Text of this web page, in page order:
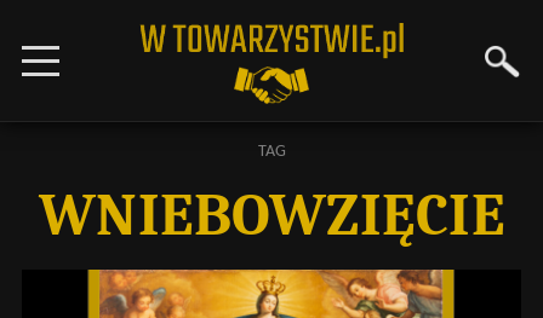
TAG
WNIEBOWZIĘCIE